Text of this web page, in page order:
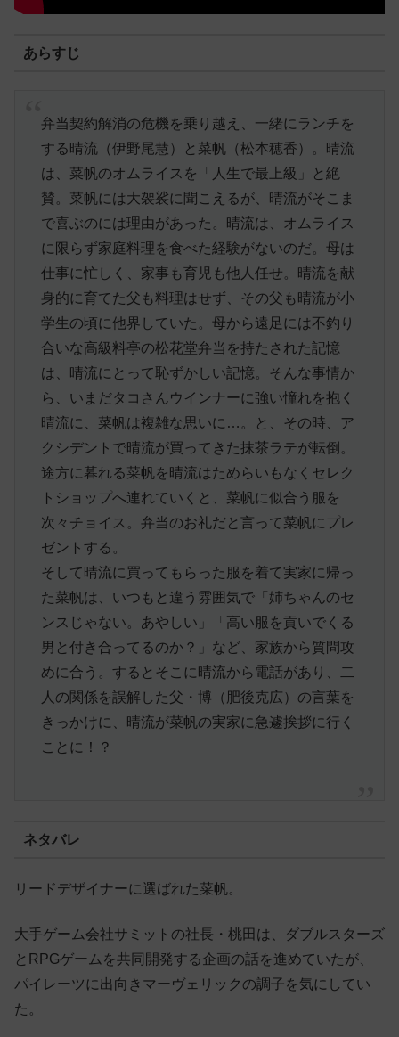
あらすじ
弁当契約解消の危機を乗り越え、一緒にランチを
する晴流（伊野尾慧）と菜帆（松本穂香）。晴流
は、菜帆のオムライスを「人生で最上級」と絶
賛。菜帆には大袈裟に聞こえるが、晴流がそこま
で喜ぶのには理由があった。晴流は、オムライス
に限らず家庭料理を食べた経験がないのだ。母は
仕事に忙しく、家事も育児も他人任せ。晴流を献
身的に育てた父も料理はせず、その父も晴流が小
学生の頃に他界していた。母から遠足には不釣り
合いな高級料亭の松花堂弁当を持たされた記憶
は、晴流にとって恥ずかしい記憶。そんな事情か
ら、いまだタコさんウインナーに強い憧れを抱く
晴流に、菜帆は複雑な思いに…。と、その時、ア
クシデントで晴流が買ってきた抹茶ラテが転倒。
途方に暮れる菜帆を晴流はためらいもなくセレク
トショップへ連れていくと、菜帆に似合う服を
次々チョイス。弁当のお礼だと言って菜帆にプレ
ゼントする。
そして晴流に買ってもらった服を着て実家に帰っ
た菜帆は、いつもと違う雰囲気で「姉ちゃんのセ
ンスじゃない。あやしい」「高い服を貢いでくる
男と付き合ってるのか？」など、家族から質問攻
めに合う。するとそこに晴流から電話があり、二
人の関係を誤解した父・博（肥後克広）の言葉を
きっかけに、晴流が菜帆の実家に急遽挨拶に行く
ことに！？
ネタバレ
リードデザイナーに選ばれた菜帆。
大手ゲーム会社サミットの社長・桃田は、ダブルスターズ
とRPGゲームを共同開発する企画の話を進めていたが、
パイレーツに出向きマーヴェリックの調子を気にしてい
た。